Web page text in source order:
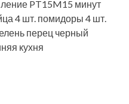
PT15M15 минут
4 шт. помидоры 4 шт.
перец черный
кухня